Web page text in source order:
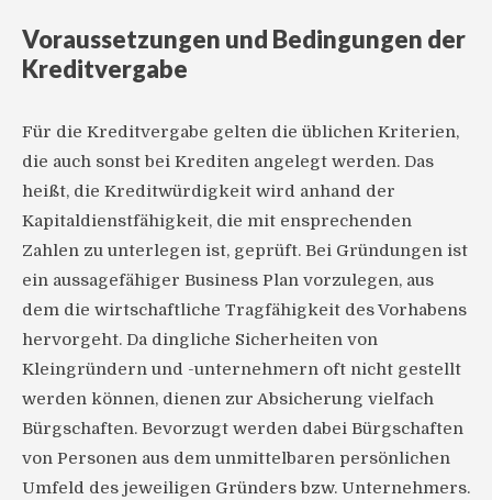
Voraussetzungen und Bedingungen der
Kreditvergabe
Für die Kreditvergabe gelten die üblichen Kriterien,
die auch sonst bei Krediten angelegt werden. Das
heißt, die Kreditwürdigkeit wird anhand der
Kapitaldienstfähigkeit, die mit ensprechenden
Zahlen zu unterlegen ist, geprüft. Bei Gründungen ist
ein aussagefähiger Business Plan vorzulegen, aus
dem die wirtschaftliche Tragfähigkeit des Vorhabens
hervorgeht. Da dingliche Sicherheiten von
Kleingründern und -unternehmern oft nicht gestellt
werden können, dienen zur Absicherung vielfach
Bürgschaften. Bevorzugt werden dabei Bürgschaften
von Personen aus dem unmittelbaren persönlichen
Umfeld des jeweiligen Gründers bzw. Unternehmers.